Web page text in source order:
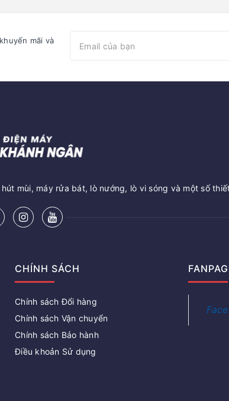
mãi và
mùi, máy rửa bát, lò nướng, lò vi sóng và một số
CHÍNH SÁCH
Chính sách Đổi hàng
Chính sách Vận chuyển
Chính sách Bảo hành
Điều khoản Sử dụng